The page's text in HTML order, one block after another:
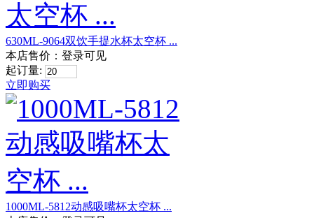
630ML-9064双饮手提水杯太空杯 ...
本店售价： 登录可见
起订量:
立即购买
1000ML-5812动感吸嘴杯太空杯 ...